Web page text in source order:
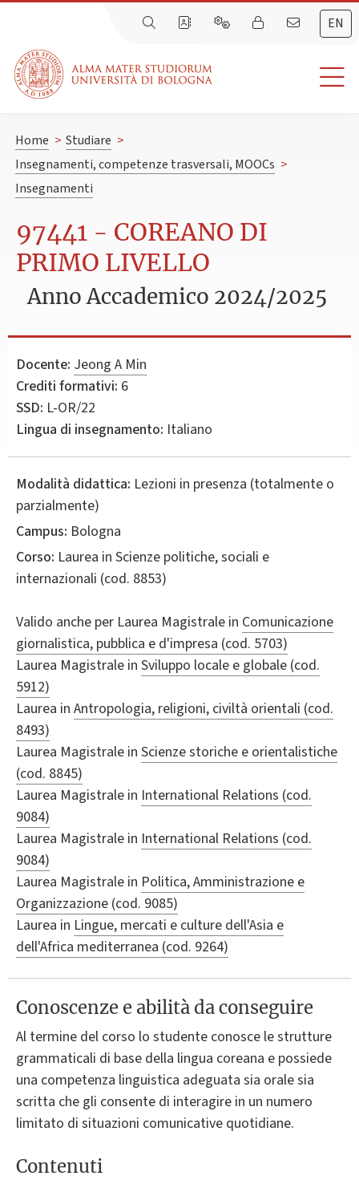
EN
Home > Studiare >
Insegnamenti, competenze trasversali, MOOCs >
Insegnamenti
97441 - COREANO DI
PRIMO LIVELLO
Anno Accademico 2024/2025
Docente: Jeong A Min
Crediti formativi: 6
SSD: L-OR/22
Lingua di insegnamento: Italiano
Modalità didattica: Lezioni in presenza (totalmente o
parzialmente)
Campus: Bologna
Corso: Laurea in Scienze politiche, sociali e
internazionali (cod. 8853)
Valido anche per Laurea Magistrale in Comunicazione
giornalistica, pubblica e d'impresa (cod. 5703)
Laurea Magistrale in Sviluppo locale e globale (cod.
5912)
Laurea in Antropologia, religioni, civiltà orientali (cod.
8493)
Laurea Magistrale in Scienze storiche e orientalistiche
(cod. 8845)
Laurea Magistrale in International Relations (cod.
9084)
Laurea Magistrale in International Relations (cod.
9084)
Laurea Magistrale in Politica, Amministrazione e
Organizzazione (cod. 9085)
Laurea in Lingue, mercati e culture dell'Asia e
dell'Africa mediterranea (cod. 9264)
Conoscenze e abilità da conseguire
Al termine del corso lo studente conosce le strutture
grammaticali di base della lingua coreana e possiede
una competenza linguistica adeguata sia orale sia
scritta che gli consente di interagire in un numero
limitato di situazioni comunicative quotidiane.
Contenuti